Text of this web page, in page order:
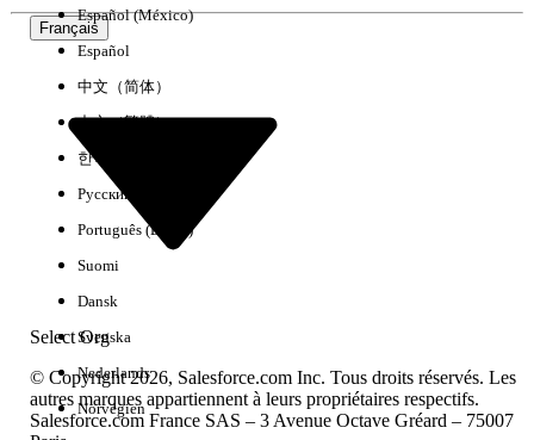
Aucun résultat
Français
Select Org
Español (México)
Español
中文（简体）
中文（繁體）
한국어
Русский
Português (Brasil)
Suomi
Dansk
Svenska
Nederlands
Norvégien
© Copyright 2026, Salesforce.com Inc. Tous droits réservés. Les
autres marques appartiennent à leurs propriétaires respectifs.
Salesforce.com France SAS – 3 Avenue Octave Gréard – 75007